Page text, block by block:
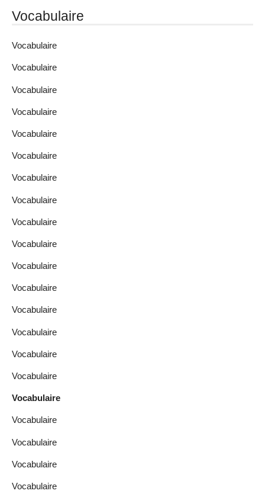
Vocabulaire
Vocabulaire
Vocabulaire
Vocabulaire
Vocabulaire
Vocabulaire
Vocabulaire
Vocabulaire
Vocabulaire
Vocabulaire
Vocabulaire
Vocabulaire
Vocabulaire
Vocabulaire
Vocabulaire
Vocabulaire
Vocabulaire
Vocabulaire
Vocabulaire
Vocabulaire
Vocabulaire
Vocabulaire